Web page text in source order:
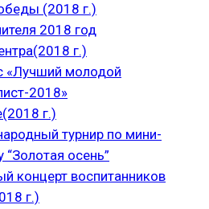
(2018 г.)
2018 год
г.)
«Лучший молодой
2018»
г.)
турнир по мини-
“Золотая осень”
концерт воспитанников
г.)